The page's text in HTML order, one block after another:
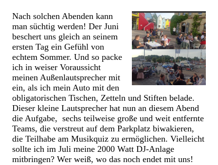
Nach solchen Abenden kann
man süchtig werden! Der Juni
beschert uns gleich an seinem
ersten Tag ein Gefühl von
echtem Sommer. Und so packe
ich in weiser Voraussicht
meinen Außenlautsprecher mit
ein, als ich mein Auto mit den
obligatorischen Tischen, Zetteln und Stiften belade.
Dieser kleine Lautsprecher hat nun an diesem Abend
die Aufgabe, sechs teilweise große und weit entfernte
Teams, die verstreut auf dem Parkplatz biwakieren,
die Teilhabe am Musikquiz zu ermöglichen. Vielleicht
sollte ich im Juli meine 2000 Watt DJ-Anlage
mitbringen? Wer weiß, wo das noch endet mit uns!